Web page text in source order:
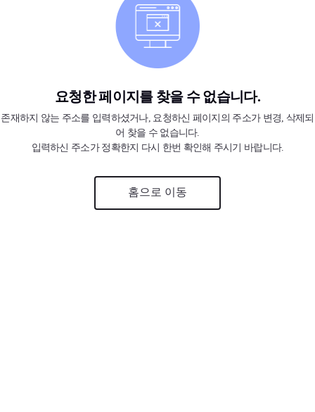
요청한 페이지를 찾을 수 없습니다.
존재하지 않는 주소를 입력하셨거나, 요청하신 페이지의 주소가 변경, 삭제되
어 찾을 수 없습니다.
입력하신 주소가 정확한지 다시 한번 확인해 주시기 바랍니다.
홈으로 이동